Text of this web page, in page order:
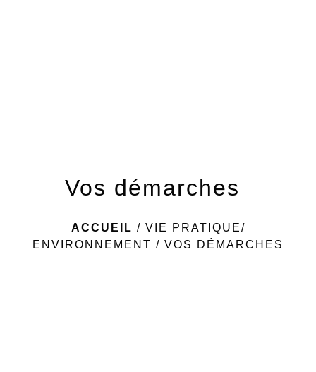
Vos démarches
ACCUEIL / VIE PRATIQUE/
ENVIRONNEMENT / VOS DÉMARCHES